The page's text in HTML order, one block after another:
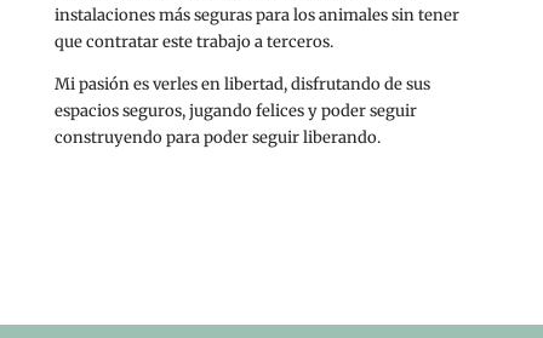
instalaciones más seguras para los animales sin tener
que contratar este trabajo a terceros.
Mi pasión es verles en libertad, disfrutando de sus
espacios seguros, jugando felices y poder seguir
construyendo para poder seguir liberando.